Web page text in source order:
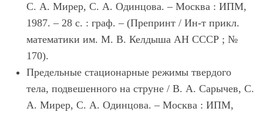
С. А. Мирер, С. А. Одинцова. – Москва : ИПМ,
1987. – 28 с. : граф. – (Препринт / Ин-т прикл.
математики им. М. В. Келдыша АН СССР ; №
170).
Предельные стационарные режимы твердого
тела, подвешенного на струне / В. А. Сарычев, С.
А. Мирер, С. А. Одинцова. – Москва : ИПМ,